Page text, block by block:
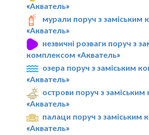
«Акватель»
мурали поруч з заміським
«Акватель»
незвичні розваги поруч з
комплексом «Акватель»
озера поруч з заміським
«Акватель»
острови поруч з
«Акватель»
палаци поруч з заміським
«Акватель»